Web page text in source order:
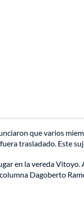
que varios
trasladado. Este
en la vereda
Dagoberto